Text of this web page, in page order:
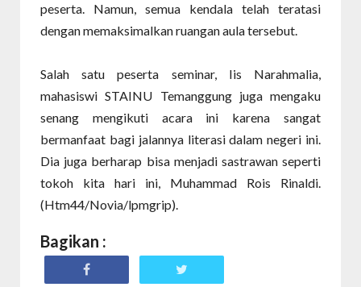
peserta. Namun, semua kendala telah teratasi
dengan memaksimalkan ruangan aula tersebut.
Salah satu peserta seminar, Iis Narahmalia,
mahasiswi STAINU Temanggung juga mengaku
senang mengikuti acara ini karena sangat
bermanfaat bagi jalannya literasi dalam negeri ini.
Dia juga berharap bisa menjadi sastrawan seperti
tokoh kita hari ini, Muhammad Rois Rinaldi.
(Htm44/Novia/lpmgrip).
Bagikan :